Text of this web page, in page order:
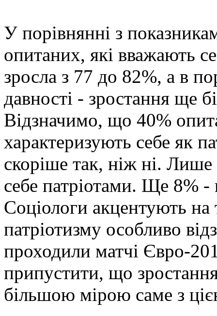
У порівнянні з
опитаних, які вважають
зросла з 77 до 82%, а в
давності - зростання ще
Відзначимо, що 40%
характеризують себе як
скоріше так, ніж ні.
себе патріотами. Ще 8% -
Соціологи акцентують
патріотизму особливо
проходили матчі Євро-
припустити, що
більшою мірою саме з